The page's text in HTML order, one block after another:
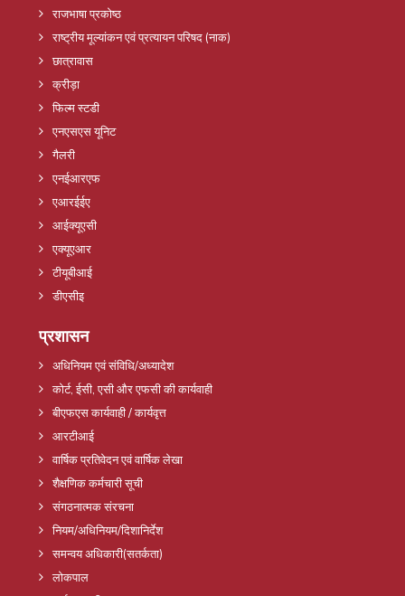
राजभाषा प्रकोष्ठ
राष्ट्रीय मूल्यांकन एवं प्रत्यायन परिषद (नाक)
छात्रावास
क्रीड़ा
फिल्म स्टडी
एनएसएस यूनिट
गैलरी
एनईआरएफ
एआरईईए
आईक्यूएसी
एक्यूएआर
टीयूबीआई
डीएसीइ
प्रशासन
अधिनियम एवं संविधि/अध्यादेश
कोर्ट, ईसी, एसी और एफसी की कार्यवाही
बीएफएस कार्यवाही / कार्यवृत्त
आरटीआई
वार्षिक प्रतिवेदन एवं वार्षिक लेखा
शैक्षणिक कर्मचारी सूची
संगठनात्मक संरचना
नियम/अधिनियम/दिशानिर्देश
समन्वय अधिकारी(सतर्कता)
लोकपाल